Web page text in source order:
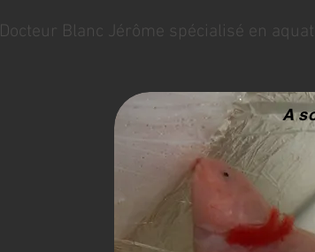
Docteur Blanc Jérôme spécialisé en
A